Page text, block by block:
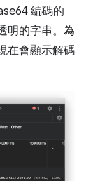
編碼的
明的字串。為
在會顯示解碼